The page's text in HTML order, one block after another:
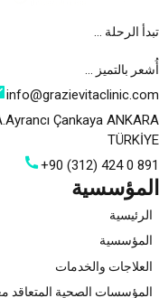
تبدأ الرحلة …
أُشعر بالتميز …
info@grazievitaclinic.com
Çankaya ANKARA
TÜRKİYE
+90 (312) 424 0 891
المؤسسية
الرئيسية
المؤسسية
العلاجات والخدمات
المؤسسات الصحية المتعاقد